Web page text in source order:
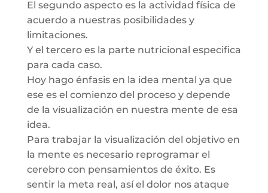
El segundo aspecto es la actividad física de
acuerdo a nuestras posibilidades y
limitaciones.
Y el tercero es la parte nutricional especifica
para cada caso.
Hoy hago énfasis en la idea mental ya que
ese es el comienzo del proceso y depende
de la visualización en nuestra mente de esa
idea.
Para trabajar la visualización del objetivo en
la mente es necesario reprogramar el
cerebro con pensamientos de éxito. Es
sentir la meta real, así el dolor nos ataque